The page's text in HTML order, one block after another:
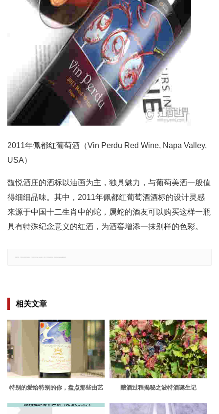
2011年佩都红葡萄酒（Vin Perdu Red Wine, Napa Valley,
USA）
馥悦酒庄的酒标以油画为主，独具魅力，与葡萄美酒一般值
得细细品味。其中，2011年佩都红葡萄酒酒标的设计灵感
来源于中国十二生肖中的蛇，属蛇的酒友可以购买这样一瓶
具有特殊纪念意义的红酒，为酒窖增添一抹别样的色彩。
相关文章
特别的爱给特别的你，盘点那些由艺
酿酒过程揭秘之波特酒诞生记